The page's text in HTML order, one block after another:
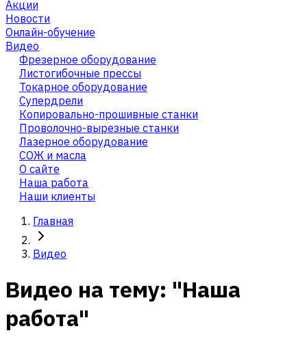
Акции
Новости
Онлайн-обучение
Видео
Фрезерное оборудование
Листогибочные прессы
Токарное оборудование
Cупердрели
Копировально-прошивные станки
Проволочно-вырезные станки
Лазерное оборудование
СОЖ и масла
О сайте
Наша работа
Наши клиенты
Главная
Видео
Видео на тему: "Наша
работа"